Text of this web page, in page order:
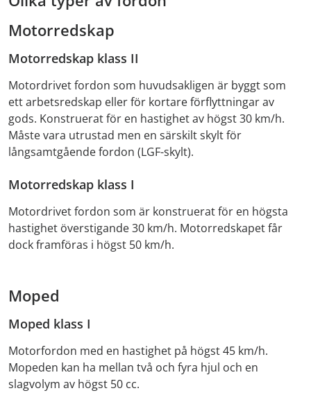
Motorredskap
Motorredskap klass II
Motordrivet fordon som huvudsakligen är byggt som
ett arbetsredskap eller för kortare förflyttningar av
gods. Konstruerat för en hastighet av högst 30 km/h.
Måste vara utrustad men en särskilt skylt för
långsamtgående fordon (LGF-skylt).
Motorredskap klass I
Motordrivet fordon som är konstruerat för en högsta
hastighet överstigande 30 km/h. Motorredskapet får
dock framföras i högst 50 km/h.
Moped
Moped klass I
Motorfordon med en hastighet på högst 45 km/h.
Mopeden kan ha mellan två och fyra hjul och en
slagvolym av högst 50 cc.